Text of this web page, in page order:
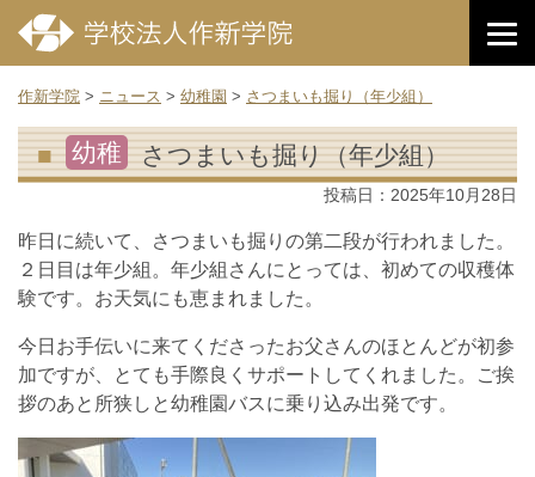
作新学院 > ニュース > 幼稚園 > さつまいも掘り（年少組）
幼稚 さつまいも掘り（年少組）
投稿日： 2025年10月28日
昨日に続いて、さつまいも掘りの第二段が行われました。
２日目は年少組。年少組さんにとっては、初めての収穫体
験です。お天気にも恵まれました。
今日お手伝いに来てくださったお父さんのほとんどが初参
加ですが、とても手際良くサポートしてくれました。ご挨
拶のあと所狭しと幼稚園バスに乗り込み出発です。